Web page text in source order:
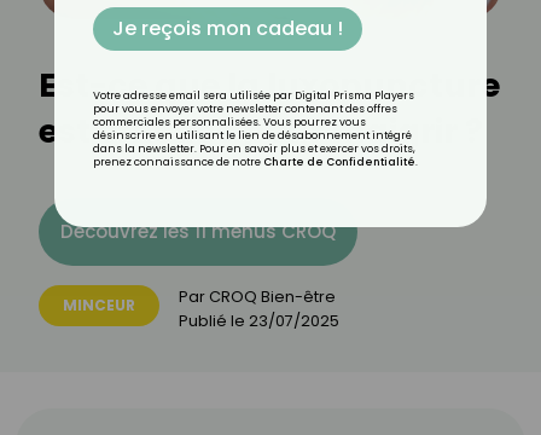
Est-ce que la luxopuncture
est efficace pour maigrir ?
Découvrez les 11 menus CROQ
MINCEUR Par CROQ Bien-être
Publié le 23/07/2025
Je reçois mon cadeau !
Votre adresse email sera utilisée par Digital Prisma Players
pour vous envoyer votre newsletter contenant des offres
commerciales personnalisées. Vous pourrez vous
désinscrire en utilisant le lien de désabonnement intégré
dans la newsletter. Pour en savoir plus et exercer vos droits,
prenez connaissance de notre Charte de Confidentialité.